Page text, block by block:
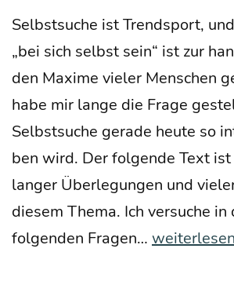
Selbst­su­che ist Trend­sport,
„bei sich selbst sein“ ist zur
den Maxi­me vie­ler Men­schen
habe mir lan­ge die Fra­ge
Selbst­su­che gera­de heu­te so
ben wird. Der fol­gen­de Text
lan­ger Über­le­gun­gen und
die­sem The­ma. Ich ver­su­che in
fol­gen­den Fra­gen… Wer
weiterlesen